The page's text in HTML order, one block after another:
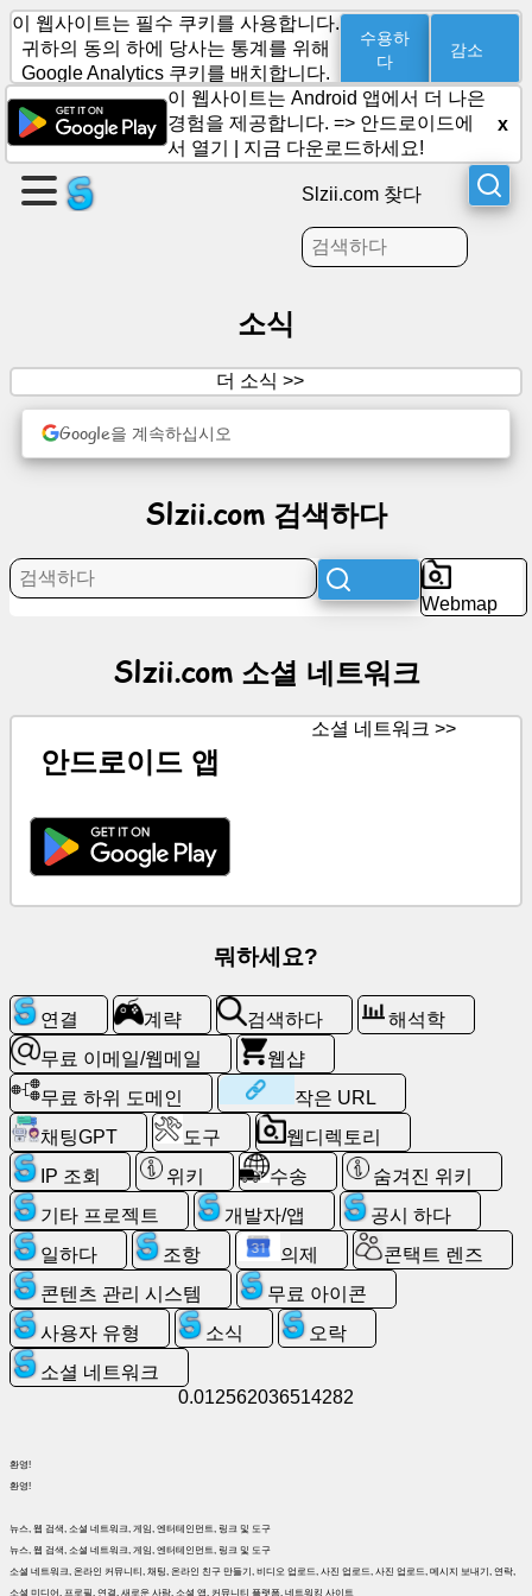
페
이
지
만
만
들
기
의
네
워
무
료
아
이
콘
채
팅
GPT
위
키
렌
즈
계
략
이 웹사이트는 필수 쿠키를 사용합니다.
귀하의 동의 하에 당사는 통계를 위해
Google Analytics 쿠키를 배치합니다.
수용하
다
감소
이 웹사이트는 Android 앱에서 더 나은
경험을 제공합니다. => 안드로이드에
서 열기
지금 다운로드하세요!
x
Slzii.com 찾다
소식
더 소식 >>
Google을 계속하십시오
Slzii.com 검색하다
Webmap
Slzii.com 소셜 네트워크
안드로이드 앱
소셜 네트워크 >>
뭐하세요?
연결 계략 검색하다
해석학
무료 이메일/웹메일
웹샵
무료 하위 도메인
작은 URL
채팅GPT
도구
웹디렉토리
IP 조회
위키 수송
숨겨진 위키
기타 프로젝트
개발자/앱
공시 하다
일하다
조항 의제
콘택트 렌즈
콘텐츠 관리 시스템
무료 아이콘
사용자 유형
소식
오락
소셜 네트워크
0.012562036514282
환영!
환영!
뉴스, 웹 검색, 소셜 네트워크, 게임, 엔터테인먼트, 링크 및 도구
뉴스, 웹 검색, 소셜 네트워크, 게임, 엔터테인먼트, 링크 및 도구
소셜 네트워크, 온라인 커뮤니티, 채팅, 온라인 친구 만들기, 비디오 업로드, 사진 업로드, 사진 업로드, 메시지 보내기, 연락,
소셜 미디어, 프로필, 연결, 새로운 사람, 소셜 앱, 커뮤니티 플랫폼, 네트워킹 사이트